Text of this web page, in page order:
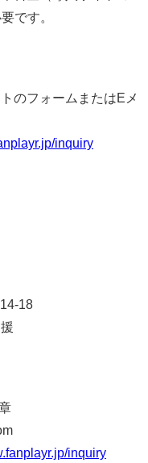
です。
のフォームまたはEメ
inquiry
18
inquiry